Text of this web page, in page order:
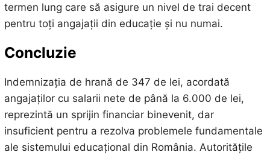
termen lung care să asigure un nivel de trai decent
pentru toți angajații din educație și nu numai.
Concluzie
Indemnizația de hrană de 347 de lei, acordată
angajaților cu salarii nete de până la 6.000 de lei,
reprezintă un sprijin financiar binevenit, dar
insuficient pentru a rezolva problemele fundamentale
ale sistemului educațional din România. Autoritățile